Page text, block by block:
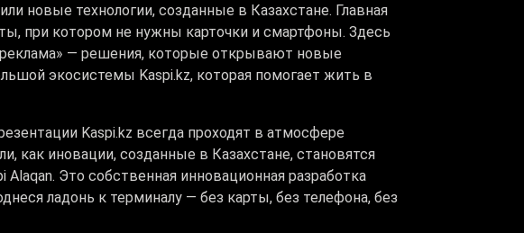
новые технологии, созданные в Казахстане. Главная
при котором не нужны карточки и смартфоны. Здесь
— решения, которые открывают новые
экосистемы Kaspi.kz, которая помогает жить в
Kaspi.kz всегда проходят в атмосфере
как иновации, созданные в Казахстане, становятся
Это собственная инновационная разработка
ладонь к терминалу — без карты, без телефона, без